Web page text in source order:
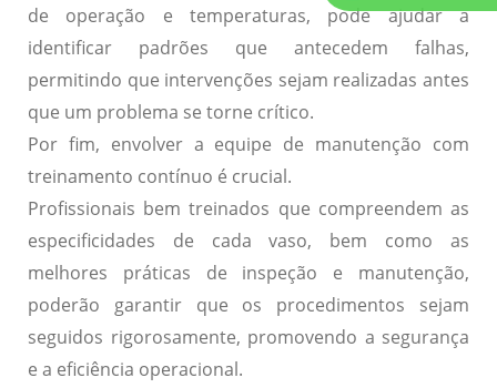
de operação e temperaturas, pode ajudar a
identificar padrões que antecedem falhas,
permitindo que intervenções sejam realizadas antes
que um problema se torne crítico.
Por fim, envolver a equipe de manutenção com
treinamento contínuo é crucial.
Profissionais bem treinados que compreendem as
especificidades de cada vaso, bem como as
melhores práticas de inspeção e manutenção,
poderão garantir que os procedimentos sejam
seguidos rigorosamente, promovendo a segurança
e a eficiência operacional.